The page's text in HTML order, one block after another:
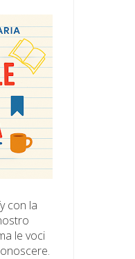
con la
le voci